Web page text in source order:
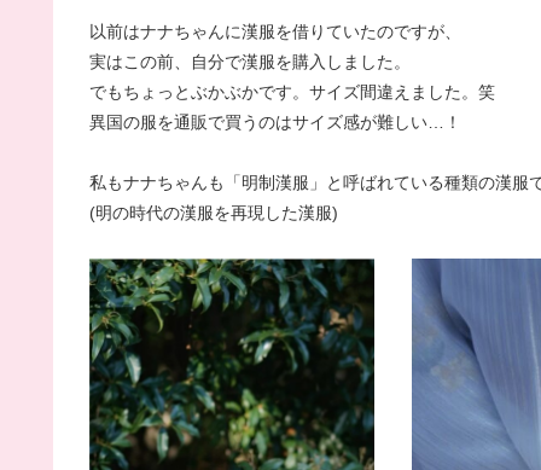
以前はナナちゃんに漢服を借りていたのですが、
実はこの前、自分で漢服を購入しました。
でもちょっとぶかぶかです。サイズ間違えました。笑
異国の服を通販で買うのはサイズ感が難しい…！
私もナナちゃんも「明制漢服」と呼ばれている種類の漢服
(明の時代の漢服を再現した漢服)